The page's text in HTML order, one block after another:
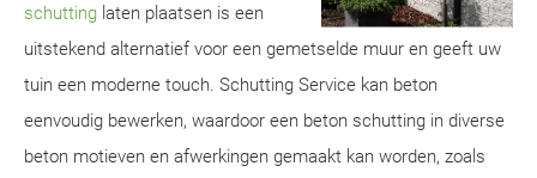
schutting laten plaatsen is een
uitstekend alternatief voor een gemetselde muur en geeft uw
tuin een moderne touch. Schutting Service kan beton
eenvoudig bewerken, waardoor een beton schutting in diverse
beton motieven en afwerkingen gemaakt kan worden, zoals